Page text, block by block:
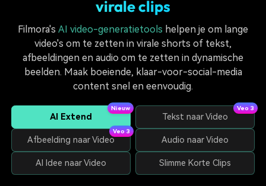
virale clips
Filmora's AI video-generatietools helpen je om lange
video's om te zetten in virale shorts of tekst,
afbeeldingen en audio om te zetten in dynamische
beelden. Maak boeiende, klaar-voor-social-media
content snel en eenvoudig.
AI Extend
Nieuw
Tekst naar Video
Veo 3
Afbeelding naar Video
Veo 3
Audio naar Video
AI Idee naar Video Slimme Korte Clips